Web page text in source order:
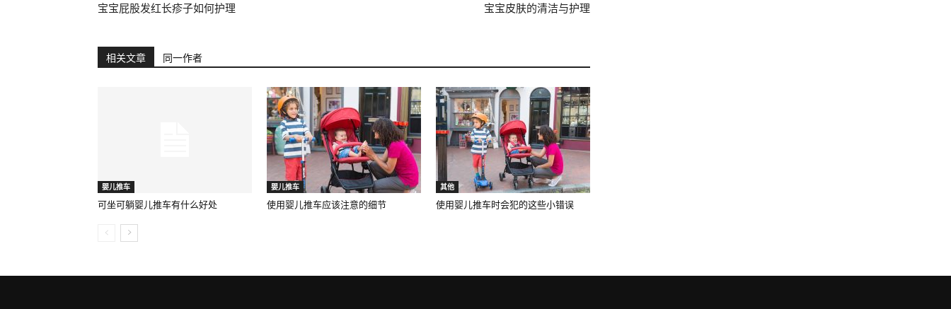
宝宝屁股发红长疹子如何护理 宝宝皮肤的清洁与护理
相关文章 同一作者
婴儿推车
可坐可躺婴儿推车有什么好处
婴儿推车
使用婴儿推车应该注意的细节
其他
使用婴儿推车时会犯的这些小错误